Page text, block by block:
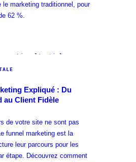
le marketing traditionnel, pour
62 %.
· Lire l'article →
Expliqué : Du
au Client Fidèle
de votre site ne sont pas
funnel marketing est la
leur parcours pour les
étape. Découvrez comment